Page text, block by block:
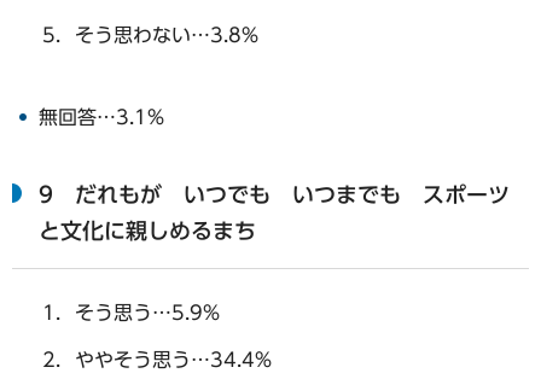
そう思わない…3.8%
無回答…3.1%
9 だれもが いつでも いつまでも スポーツ
と文化に親しめるまち
そう思う…5.9%
ややそう思う…34.4%